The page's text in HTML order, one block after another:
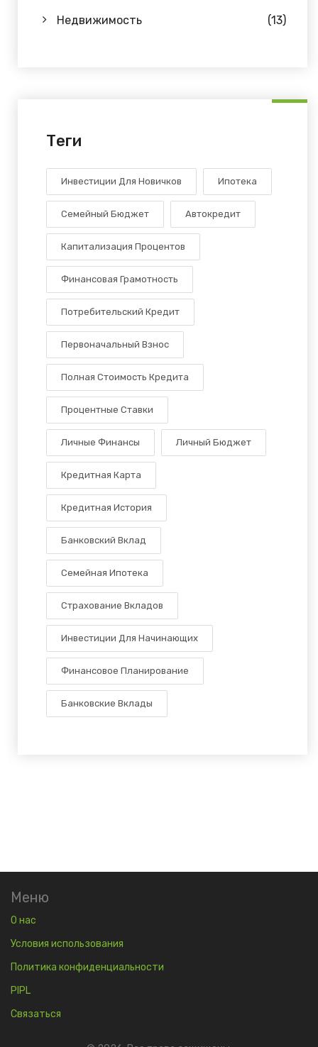
Недвижимость (13)
Теги
Инвестиции Для Новичков Ипотека
Семейный Бюджет Автокредит
Капитализация Процентов
Финансовая Грамотность
Потребительский Кредит
Первоначальный Взнос
Полная Стоимость Кредита
Процентные Ставки
Личные Финансы Личный Бюджет
Кредитная Карта
Кредитная История
Банковский Вклад
Семейная Ипотека
Страхование Вкладов
Инвестиции Для Начинающих
Финансовое Планирование
Банковские Вклады
Меню
О нас
Условия использования
Политика конфиденциальности
PIPL
Связаться